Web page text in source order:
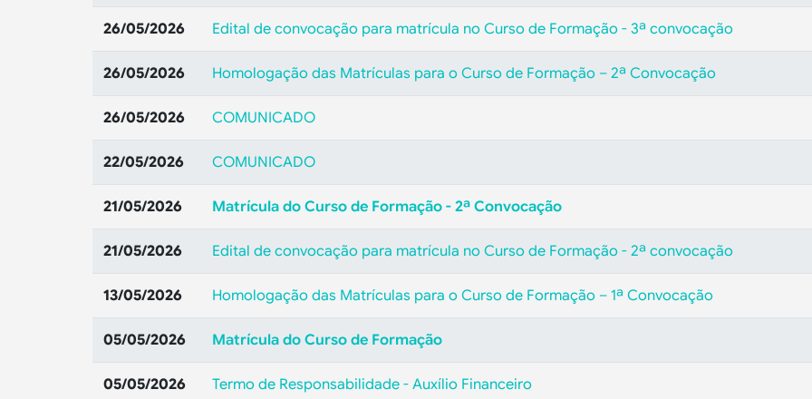
26/05/2026 Edital de convocação para matrícula no Curso de Formação - 3ª convocação
26/05/2026 Homologação das Matrículas para o Curso de Formação – 2ª Convocação
26/05/2026 COMUNICADO
22/05/2026 COMUNICADO
21/05/2026 Matrícula do Curso de Formação - 2ª Convocação
21/05/2026 Edital de convocação para matrícula no Curso de Formação - 2ª convocação
13/05/2026 Homologação das Matrículas para o Curso de Formação – 1ª Convocação
05/05/2026 Matrícula do Curso de Formação
05/05/2026 Termo de Responsabilidade - Auxílio Financeiro